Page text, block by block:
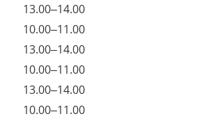
13.00–14.00
10.00–11.00
13.00–14.00
10.00–11.00
13.00–14.00
10.00–11.00